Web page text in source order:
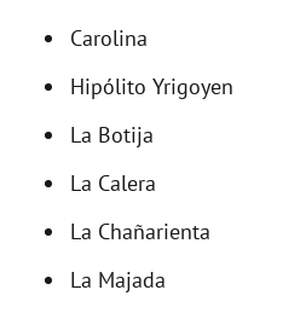
Carolina
Hipólito Yrigoyen
La Botija
La Calera
La Chañarienta
La Majada